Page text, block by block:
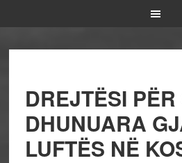
DREJTËSI
DHUNUARA
LUFTËS NË